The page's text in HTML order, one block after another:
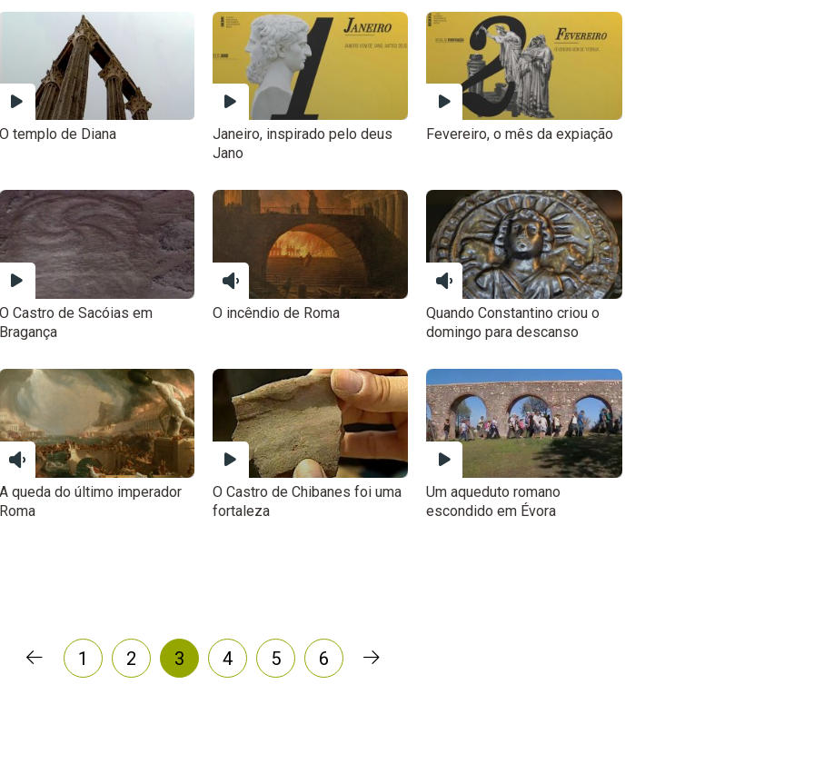
O templo de Diana
Janeiro, inspirado pelo deus
Jano
Fevereiro, o mês da expiação
O Castro de Sacóias em
Bragança
O incêndio de Roma
Quando Constantino criou o
domingo para descanso
A queda do último imperador
Roma
O Castro de Chibanes foi uma
fortaleza
Um aqueduto romano
escondido em Évora
1 2 3 4 5 6